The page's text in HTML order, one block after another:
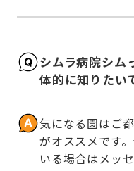
シムラ病院シム
体的に知りたい
気になる園はご
がオススメです
いる場合はメッ